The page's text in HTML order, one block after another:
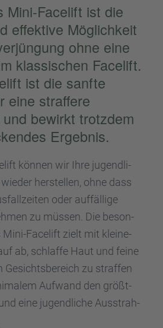
Mini-Facelift ist die
effek­tive Möglich­keit
ohne eine
klassi­schen Facelift.
ist die sanfte
eine straf­fere
bewirkt trotz­dem
Ergeb­nis.
können wir Ihre jugend­li­
herstel­len, ohne dass
oder auffäl­lige
zu müssen. Die beson­
Mini-Facelift zielt mit kleine­
ab, schlaffe Haut und feine
Gesichts­be­reich zu straf­fen
Aufwand den größt­
eine jugend­li­che Ausstrah­